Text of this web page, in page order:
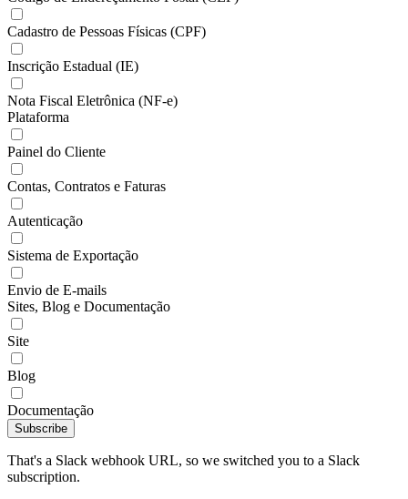
Cadastro de Pessoas Físicas (CPF)
Inscrição Estadual (IE)
Nota Fiscal Eletrônica (NF-e)
Plataforma
Painel do Cliente
Contas, Contratos e Faturas
Autenticação
Sistema de Exportação
Envio de E-mails
Sites, Blog e Documentação
Site
Blog
Documentação
Subscribe
That's a Slack webhook URL, so we switched you to a Slack
subscription.